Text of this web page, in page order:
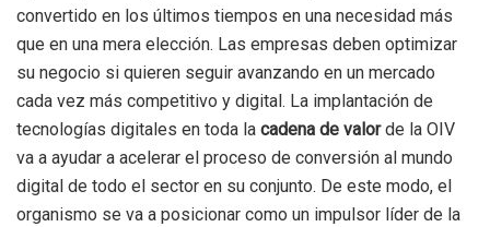
convertido en los últimos tiempos en una necesidad más
que en una mera elección. Las empresas deben optimizar
su negocio si quieren seguir avanzando en un mercado
cada vez más competitivo y digital. La implantación de
tecnologías digitales en toda la cadena de valorde la OIV
va a ayudar a acelerar el proceso de conversión al mundo
digital de todo el sector en su conjunto. De este modo, el
organismo se va a posicionar como un impulsor líder de la